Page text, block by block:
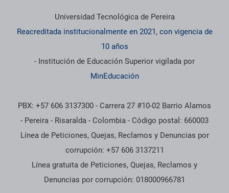
Información institucional
Universidad Tecnológica de Pereira
Reacreditada institucionalmente en 2021, con vigencia de
10 años
- Institución de Educación Superior vigilada por
MinEducación
PBX: +57 606 3137300 - Carrera 27 #10-02 Barrio Alamos
- Pereira - Risaralda - Colombia - Código postal: 660003
Línea de Peticiones, Quejas, Reclamos y Denuncias por
corrupción: +57 606 3137211
Línea gratuita de Peticiones, Quejas, Reclamos y
Denuncias por corrupción: 018000966781